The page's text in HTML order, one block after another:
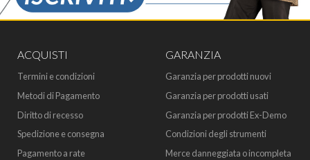
ACQUISTI
Termini e condizioni
Metodi di Pagamento
Diritto di recesso
Spedizione e consegna
Pagamento a rate
GARANZIA
Garanzia per prodotti nuovi
Garanzia per prodotti usati
Garanzia per prodotti Ex-Demo
Condizioni degli strumenti
Merce danneggiata o incompleta